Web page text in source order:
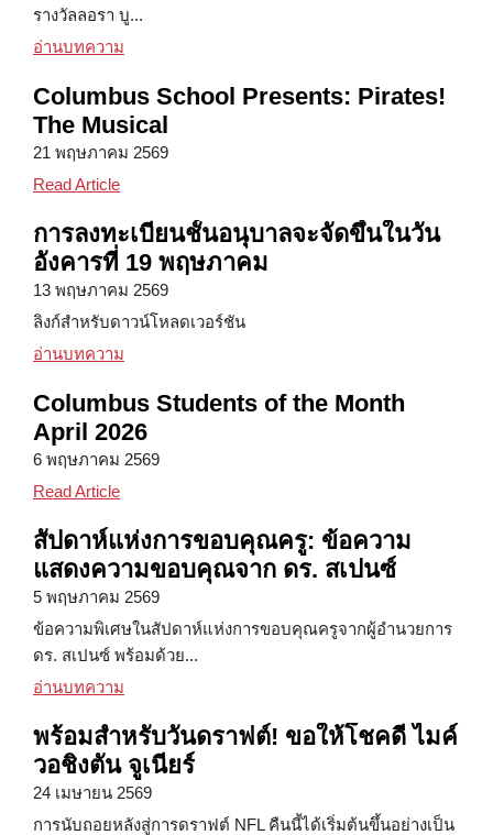
รางวัลลอรา บู...
อ่านบทความ
Columbus School Presents: Pirates!
The Musical
21 พฤษภาคม 2569
Read ArticleColumbus School Presents: Pirates! The Musical
การลงทะเบียนชั้นอนุบาลจะจัดขึ้นในวัน
อังคารที่ 19 พฤษภาคม
13 พฤษภาคม 2569
ลิงก์สำหรับดาวน์โหลดเวอร์ชัน
อ่านบทความ
Columbus Students of the Month
April 2026
6 พฤษภาคม 2569
Read ArticleColumbus Students of the Month April 2026
สัปดาห์แห่งการขอบคุณครู: ข้อความ
แสดงความขอบคุณจาก ดร. สเปนซ์
5 พฤษภาคม 2569
ข้อความพิเศษในสัปดาห์แห่งการขอบคุณครูจากผู้อำนวยการ
ดร. สเปนซ์ พร้อมด้วย...
อ่านบทความ
พร้อมสำหรับวันดราฟต์! ขอให้โชคดี ไมค์
วอชิงตัน จูเนียร์
24 เมษายน 2569
การนับถอยหลังสู่การดราฟต์ NFL คืนนี้ได้เริ่มต้นขึ้นอย่างเป็น